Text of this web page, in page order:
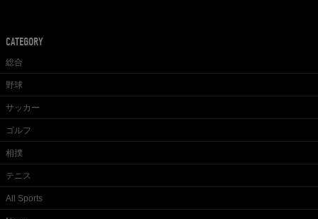
CATEGORY
総合
野球
サッカー
ゴルフ
相撲
テニス
All Sports